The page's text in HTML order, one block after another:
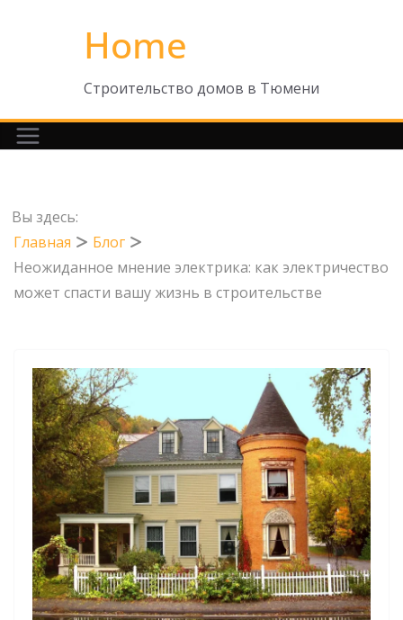
содержимомуHome
Строительство домов в Тюмени
Вы здесь:
Главная
Блог
Неожиданное мнение электрика: как электричество
может спасти вашу жизнь в строительстве